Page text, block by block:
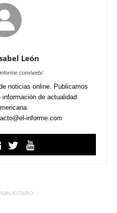
León
web/
noticias online. Publicamos
de actualidad
informe.com